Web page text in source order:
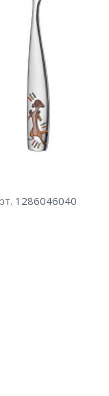
1286046040